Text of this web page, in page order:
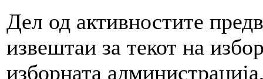
Дел од активностите
извештаи за текот на
изборната